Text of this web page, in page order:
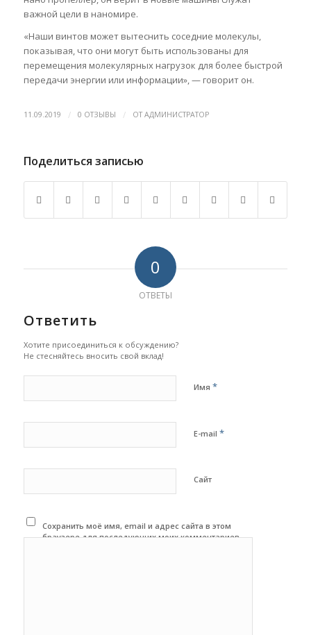
важной цели в наномире.
«Наши винтов может вытеснить соседние молекулы,
показывая, что они могут быть использованы для
перемещения молекулярных нагрузок для более быстрой
передачи энергии или информации», — говорит он.
11.09.2019 / 0 ОТЗЫВЫ / ОТАДМИНИСТРАТОР
Поделиться записью
0
ОТВЕТЫ
Ответить
Хотите присоединиться к обсуждению?
Не стесняйтесь вносить свой вклад!
Имя *
E-mail *
Сайт
Сохранить моё имя, email и адрес сайта в этом
браузере для последующих моих комментариев.